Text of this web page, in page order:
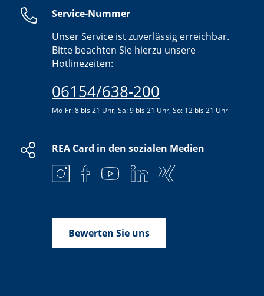
Service-Nummer
Unser Service ist zuverlässig erreichbar.
Bitte beachten Sie hierzu unsere
Hotlinezeiten:
06154/638-200
Mo-Fr: 8 bis 21 Uhr, Sa: 9 bis 21 Uhr, So: 12 bis 21 Uhr
REA Card in den sozialen Medien
Bewerten Sie uns